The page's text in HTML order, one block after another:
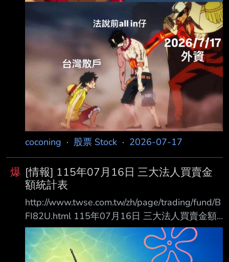
coconing · 股票 Stock · 2026-07-17
爆 [情報] 115年07月16日 三大法人買賣金
額統計表
http://www.twse.com.tw/zh/page/trading/fund/B
FI82U.html 115年07月16日 三大法人買賣金額
統計表 單位名稱 買進金額(億元) 賣出金額(億元)
買賣差額(億元) 自營商(自行買賣) 116.34
104.19 +12.15 自營商(避險) 303.50 349.23 投